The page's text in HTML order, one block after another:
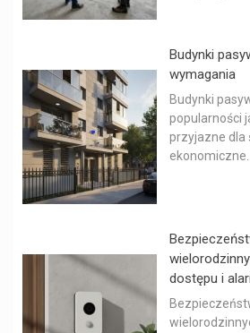
Budynki
wymagania
Budynki
popularności
przyjazne dla
dostępu i